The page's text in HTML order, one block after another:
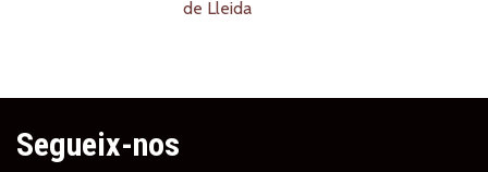
Segueix-nos